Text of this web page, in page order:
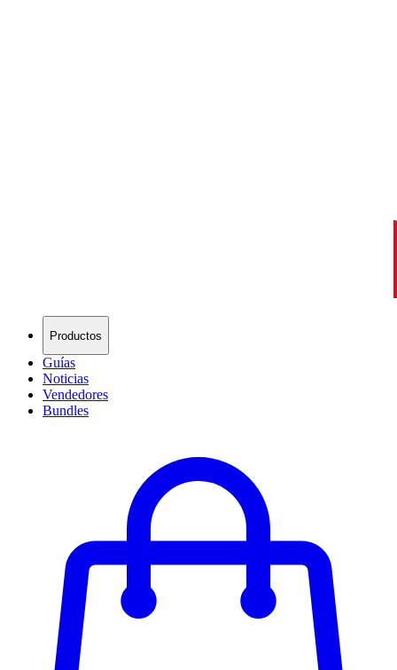
Productos
Guías
Noticias
Vendedores
Bundles